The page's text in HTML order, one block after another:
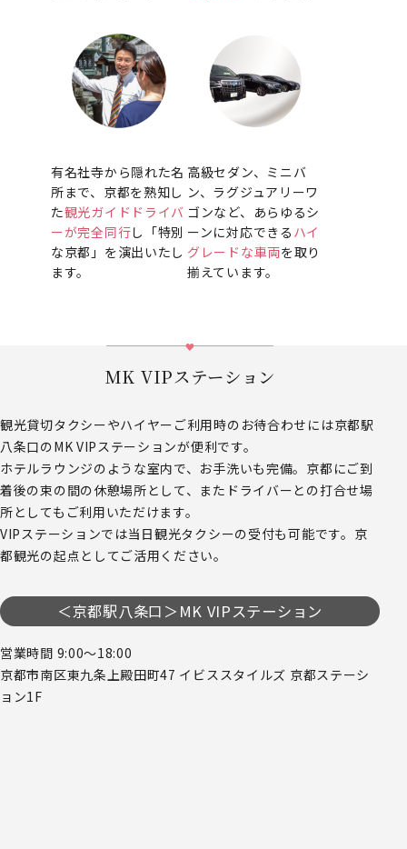
有名社寺から隠れた名
所まで、京都を熟知し
た観光ガイドドライバ
ーが完全同行し「特別
な京都」を演出いたし
ます。
高級セダン、ミニバ
ン、ラグジュアリーワ
ゴンなど、あらゆるシ
ーンに対応できる ハイ
グレードな車両を取り
揃えています。
MK VIPステーション
観光貸切タクシーやハイヤーご利用時のお待合わせには京都駅
八条口のMK VIPステーションが便利です。
ホテルラウンジのような室内で、お手洗いも完備。京都にご到
着後の束の間の休憩場所として、またドライバーとの打合せ場
所としてもご利用いただけます。
VIPステーションでは当日観光タクシーの受付も可能です。京
都観光の起点としてご活用ください。
＜京都駅八条口＞MK VIPステーション
営業時間 9:00～18:00
京都市南区東九条上殿田町47 イビススタイルズ 京都ステーシ
ョン1F